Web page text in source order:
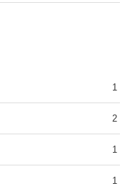
1
2
1
1